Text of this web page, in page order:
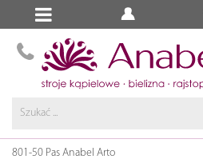
801-50 Pas Anabel Arto